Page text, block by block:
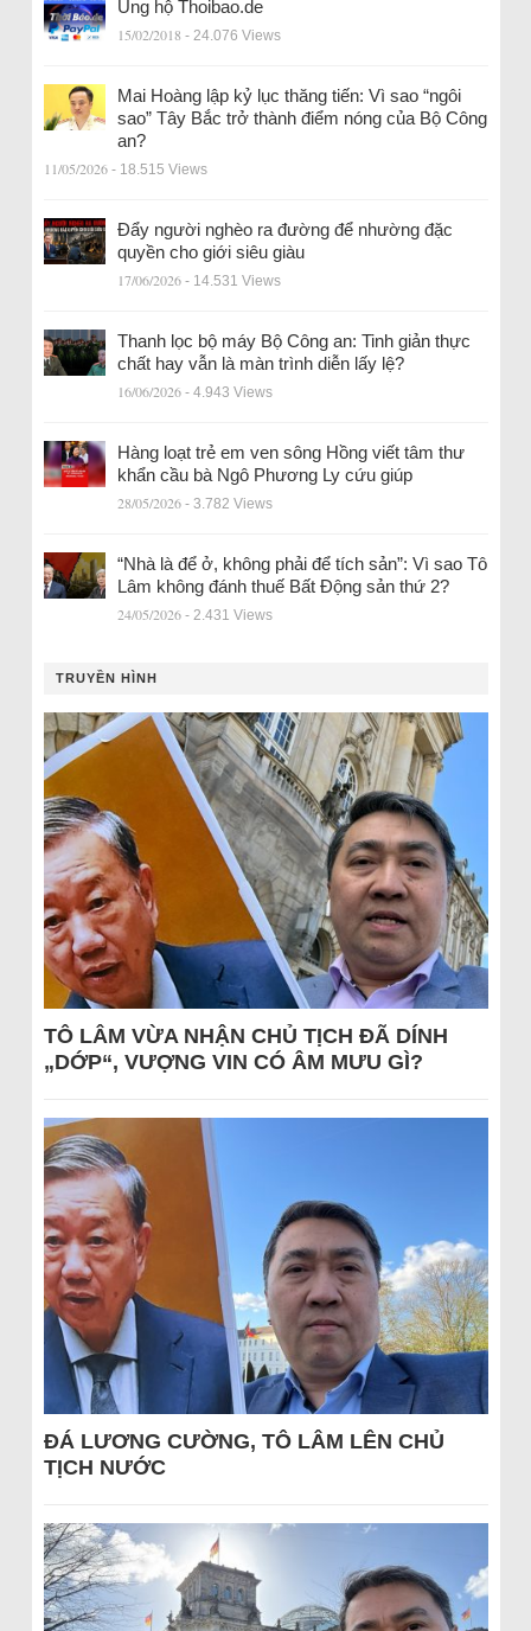
Ủng hộ Thoibao.de
15/02/2018 - 24.076 Views
Mai Hoàng lập kỷ lục thăng tiến: Vì sao “ngôi
sao” Tây Bắc trở thành điểm nóng của Bộ Công
an?
11/05/2026 - 18.515 Views
Đẩy người nghèo ra đường để nhường đặc
quyền cho giới siêu giàu
17/06/2026 - 14.531 Views
Thanh lọc bộ máy Bộ Công an: Tinh giản thực
chất hay vẫn là màn trình diễn lấy lệ?
16/06/2026 - 4.943 Views
Hàng loạt trẻ em ven sông Hồng viết tâm thư
khẩn cầu bà Ngô Phương Ly cứu giúp
28/05/2026 - 3.782 Views
“Nhà là để ở, không phải để tích sản”: Vì sao Tô
Lâm không đánh thuế Bất Động sản thứ 2?
24/05/2026 - 2.431 Views
TRUYỀN HÌNH
TÔ LÂM VỪA NHẬN CHỦ TỊCH ĐÃ DÍNH
„DỚP“, VƯỢNG VIN CÓ ÂM MƯU GÌ?
ĐÁ LƯƠNG CƯỜNG, TÔ LÂM LÊN CHỦ
TỊCH NƯỚC